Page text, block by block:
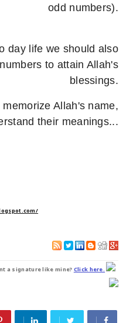
odd numbers).
day life we should also
to attain Allah's
blessings.
Allah's name,
their meanings...
a signature like mine?Click here.